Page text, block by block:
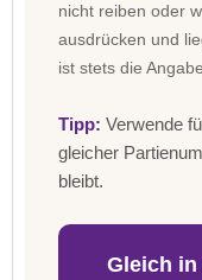
nicht reiben oder
ausdrücken und
ist stets die
Tipp: Verwende
gleicher
bleibt.
Gleich in